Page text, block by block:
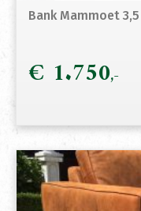
Bank Mammoet
€ 1.750